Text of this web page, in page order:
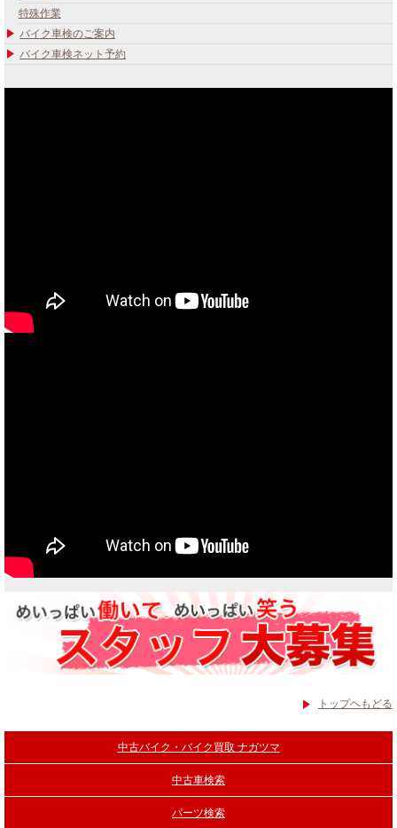
特殊作業
バイク車検のご案内
バイク車検ネット予約
トップヘもどる
中古バイク・バイク買取 ナガツマ
中古車検索
パーツ検索